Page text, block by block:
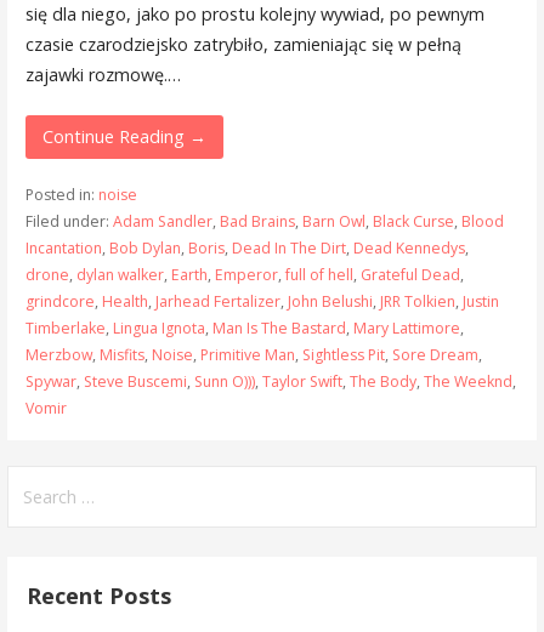
się dla niego, jako po prostu kolejny wywiad, po pewnym
czasie czarodziejsko zatrybiło, zamieniając się w pełną
zajawki rozmowę.…
Continue Reading →
Posted in: noise
Filed under: Adam Sandler, Bad Brains, Barn Owl, Black Curse, Blood
Incantation, Bob Dylan, Boris, Dead In The Dirt, Dead Kennedys,
drone, dylan walker, Earth, Emperor,full of hell, Grateful Dead,
grindcore, Health, Jarhead Fertalizer, John Belushi, JRR Tolkien, Justin
Timberlake, Lingua Ignota, Man Is The Bastard, Mary Lattimore,
Merzbow, Misfits, Noise, Primitive Man, Sightless Pit, Sore Dream,
Spywar, Steve Buscemi, Sunn O))), Taylor Swift, The Body, The Weeknd,
Vomir
for:
Recent Posts